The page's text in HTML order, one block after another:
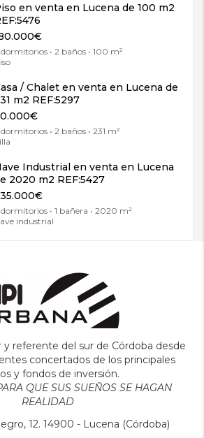
en venta en Lucena de 100 m2
• 2 baños • 100 m²
/ Chalet en venta en Lucena de
m2 REF:5297
• 2 baños • 231 m²
Industrial en venta en Lucena
2020 m2 REF:5427
• 1 bañera • 2020 m²
industrial
y referente del sur de Córdoba desde
concertados de los principales
y fondos de inversión.
QUE SUS SUEÑOS SE HAGAN
REALIDAD
12. 14900 - Lucena (Córdoba)